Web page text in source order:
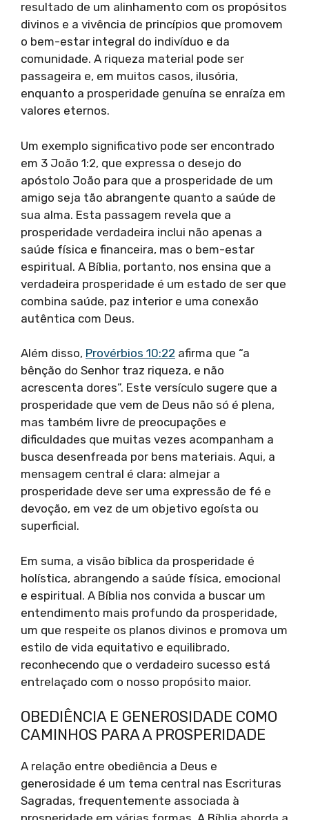
resultado de um alinhamento com os propósitos
divinos e a vivência de princípios que promovem
o bem-estar integral do indivíduo e da
comunidade. A riqueza material pode ser
passageira e, em muitos casos, ilusória,
enquanto a prosperidade genuína se enraíza em
valores eternos.
Um exemplo significativo pode ser encontrado
em 3 João 1:2, que expressa o desejo do
apóstolo João para que a prosperidade de um
amigo seja tão abrangente quanto a saúde de
sua alma. Esta passagem revela que a
prosperidade verdadeira inclui não apenas a
saúde física e financeira, mas o bem-estar
espiritual. A Bíblia, portanto, nos ensina que a
verdadeira prosperidade é um estado de ser que
combina saúde, paz interior e uma conexão
autêntica com Deus.
Além disso, Provérbios 10:22 afirma que “a
bênção do Senhor traz riqueza, e não
acrescenta dores”. Este versículo sugere que a
prosperidade que vem de Deus não só é plena,
mas também livre de preocupações e
dificuldades que muitas vezes acompanham a
busca desenfreada por bens materiais. Aqui, a
mensagem central é clara: almejar a
prosperidade deve ser uma expressão de fé e
devoção, em vez de um objetivo egoísta ou
superficial.
Em suma, a visão bíblica da prosperidade é
holística, abrangendo a saúde física, emocional
e espiritual. A Bíblia nos convida a buscar um
entendimento mais profundo da prosperidade,
um que respeite os planos divinos e promova um
estilo de vida equitativo e equilibrado,
reconhecendo que o verdadeiro sucesso está
entrelaçado com o nosso propósito maior.
OBEDIÊNCIA E GENEROSIDADE COMO
CAMINHOS PARA A PROSPERIDADE
A relação entre obediência a Deus e
generosidade é um tema central nas Escrituras
Sagradas, frequentemente associada à